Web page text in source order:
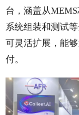
台，涵盖从
系统组装和测试
可灵活扩展，能
付。